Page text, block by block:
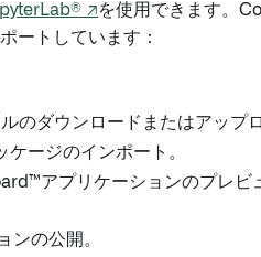
↗を使用できます。
ートしています：
のダウンロードまたはアップ
ージのインポート。
アプリケーションのプレビ
ンの公開。